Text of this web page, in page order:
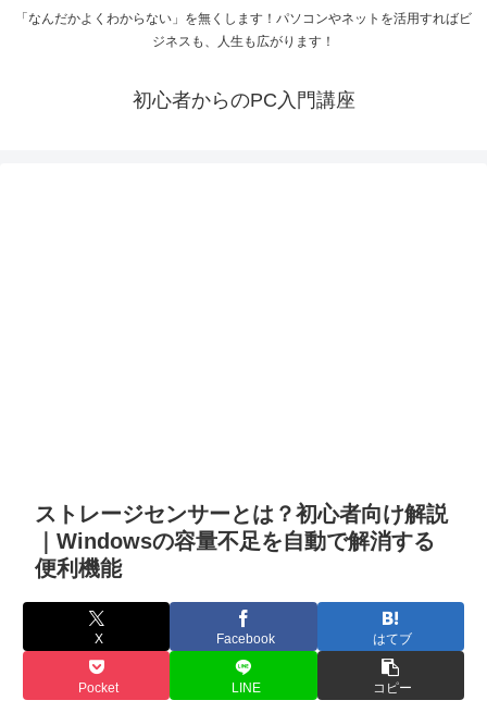
「なんだかよくわからない」を無くします！パソコンやネットを活用すればビ
ジネスも、人生も広がります！
初心者からのPC入門講座
ストレージセンサーとは？初心者向け解説
｜Windowsの容量不足を自動で解消する
便利機能
X Facebook はてブ
Pocket LINE コピー